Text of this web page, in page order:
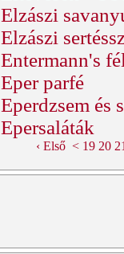
Elzászi
Elzászi
Entermann's
Eper parfé
Eperdzsem és
Epersaláták
‹ Első < 19 20